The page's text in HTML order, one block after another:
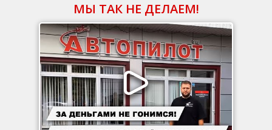
МЫ ТАК НЕ ДЕЛАЕМ!